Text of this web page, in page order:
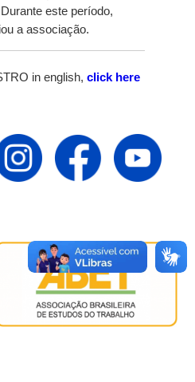
este período,
a associação.
in english, click here